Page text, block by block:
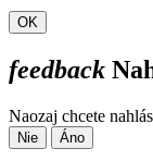
OK
feedback
Naozaj chcete
Nie Áno